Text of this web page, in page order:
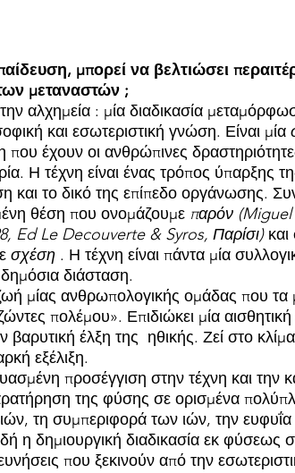
μπορεί να βελτιώσει
μεταναστών ;
αλχημεία : μία διαδικασία
και εσωτεριστική γνώση. Είναι μία
που έχουν οι ανθρώπινες
Η τέχνη είναι ένας τρόπος ύπαρξης
και το δικό της επίπεδο οργάνωσης.
θέση που ονομάζουμε παρόν (Miguel
Ed Le Decouverte & Syros, Παρίσι)
σχέση . Η τέχνη είναι πάντα μία
διάσταση.
μίας ανθρωπολογικής ομάδας που τα
πολέμου». Επιδιώκει μία
βαρυτική έλξη της  ηθικής. Ζεί στο
εξέλιξη.
προσέγγιση στην τέχνη και την
της φύσης σε ορισμένα
τη συμπεριφορά των ιών, την
δημιουργική διαδικασία εκ φύσεως
που ξεκινούν από την